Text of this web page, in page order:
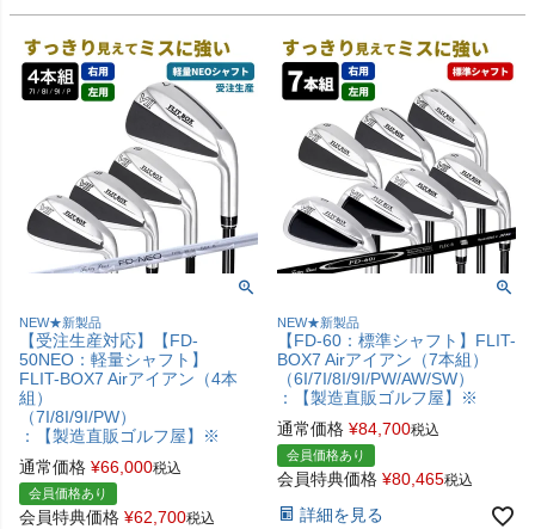
NEW★新製品
【受注生産対応】【FD-
50NEO：軽量シャフト】
FLIT-BOX7 Airアイアン（4本
組）
（7I/8I/9I/PW）
：【製造直販ゴルフ屋】※
通常価格 ¥66,000税込
会員価格あり
会員特典価格 ¥62,700税込
NEW★新製品
【FD-60：標準シャフト】FLIT-
BOX7 Airアイアン（7本組）
（6I/7I/8I/9I/PW/AW/SW）
：【製造直販ゴルフ屋】※
通常価格 ¥84,700税込
会員価格あり
会員特典価格 ¥80,465税込
詳細を見る